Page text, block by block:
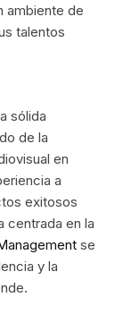
ambiente de
talentos
sólida
de la
en
a
exitosos
centrada en la
se
y la